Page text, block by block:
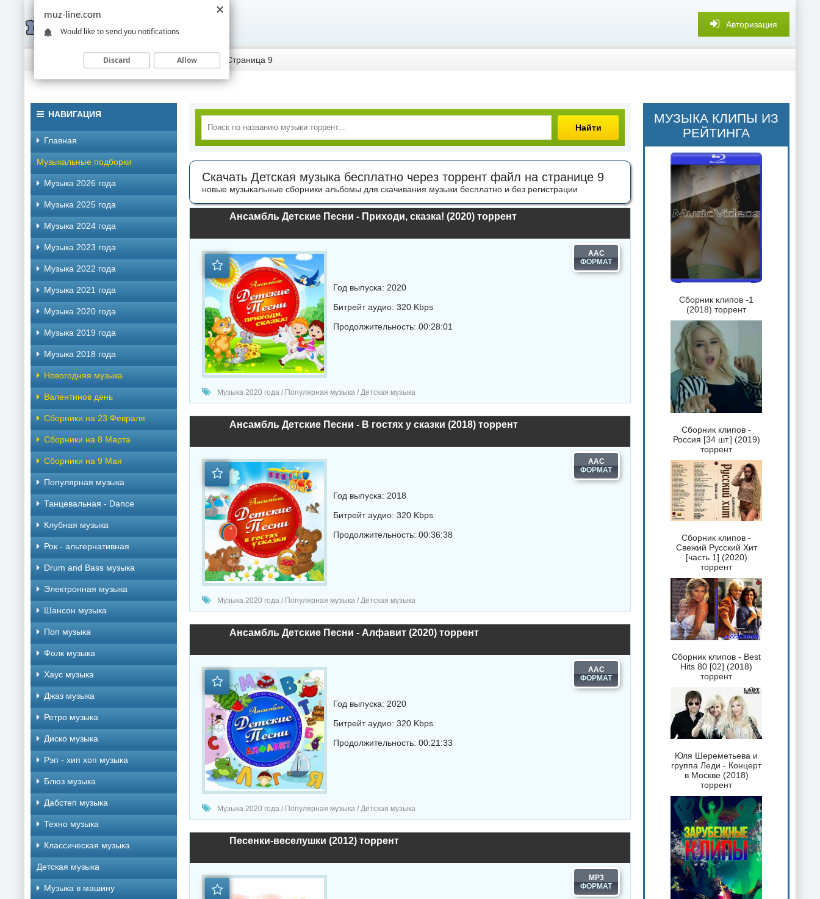
Авторизация
Скачать музыку торрентом Детская музыка » Страница 9
Найти
Скачать Детская музыка бесплатно через торрент файл на странице 9
новые музыкальные сборники альбомы для скачивания музыки бесплатно и без регистрации
Ансамбль Детские Песни - Приходи, сказка! (2020) торрент
AAC
Год выпуска: 2020
Битрейт аудио: 320 Kbps
Продолжительность: 00:28:01
Музыка 2020 года / Популярная музыка / Детская музыка
Ансамбль Детские Песни - В гостях у сказки (2018) торрент
AAC
Год выпуска: 2018
Битрейт аудио: 320 Kbps
Продолжительность: 00:36:38
Музыка 2020 года / Популярная музыка / Детская музыка
Ансамбль Детские Песни - Алфавит (2020) торрент
AAC
Год выпуска: 2020
Битрейт аудио: 320 Kbps
Продолжительность: 00:21:33
Музыка 2020 года / Популярная музыка / Детская музыка
Песенки-веселушки (2012) торрент
MP3
НАВИГАЦИЯ
Главная
Музыкальные подборки
Музыка 2026 года
Музыка 2025 года
Музыка 2024 года
Музыка 2023 года
Музыка 2022 года
Музыка 2021 года
Музыка 2020 года
Музыка 2019 года
Музыка 2018 года
Новогодняя музыка
Валентинов день
Сборники на 23 Февраля
Сборники на 8 Марта
Сборники на 9 Мая
Популярная музыка
Танцевальная - Dance
Клубная музыка
Рок - альтернативная
Drum and Bass музыка
Электронная музыка
Шансон музыка
Поп музыка
Фолк музыка
Хаус музыка
Джаз музыка
Ретро музыка
Диско музыка
Рэп - хип хоп музыка
Блюз музыка
Дабстеп музыка
Техно музыка
Классическая музыка
Детская музыка
Музыка в машину
МУЗЫКА КЛИПЫ ИЗ
РЕЙТИНГА
Сборник клипов -1
(2018) торрент
Сборник клипов -
Россия [34 шт.] (2019)
торрент
Сборник клипов -
Свежий Русский Хит
[часть 1] (2020)
торрент
Сборник клипов - Best
Hits 80 [02] (2018)
торрент
Юля Шереметьева и
группа Леди - Концерт
в Москве (2018)
торрент
muz-line.com
Would like to send you notifications
Discard Allow